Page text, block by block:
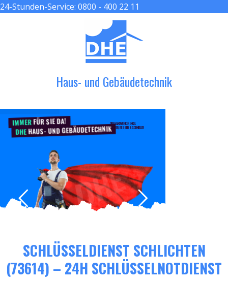
24-Stunden-Service: 0800 - 400 22 11
Haus- und Gebäudetechnik
IMMERFÜR SIE DA!
DHEHAUS- UND GEBÄUDETECHNIK
DER HANDWERKER ENGEL
GRÖßER, BESSER & SCHNELLER
SCHLÜSSELDIENST SCHLICHTEN
(73614) – 24H SCHLÜSSELNOTDIENST